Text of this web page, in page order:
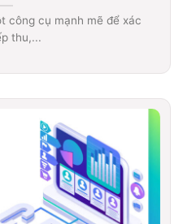
công cụ mạnh mẽ để xác
thu,...